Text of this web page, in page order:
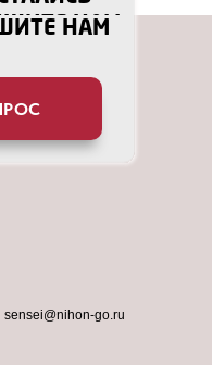
НАМ
sensei@nihon-go.ru
НАМ